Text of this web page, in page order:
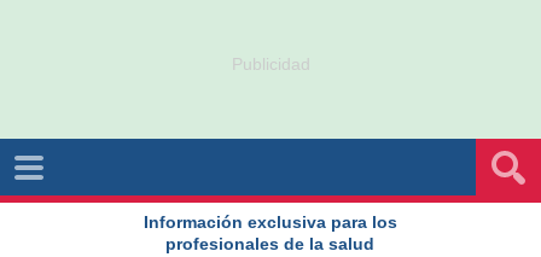
Publicidad
Información exclusiva para los
profesionales de la salud